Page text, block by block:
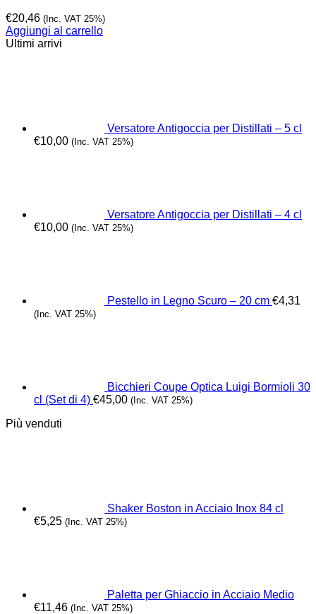
€20,46 (Inc. VAT 25%)
Aggiungi al carrello
Ultimi arrivi
Versatore Antigoccia per Distillati – 5 cl
€10,00 (Inc. VAT 25%)
Versatore Antigoccia per Distillati – 4 cl
€10,00 (Inc. VAT 25%)
Pestello in Legno Scuro – 20 cm €4,31
(Inc. VAT 25%)
Bicchieri Coupe Optica Luigi Bormioli 30
cl (Set di 4) €45,00 (Inc. VAT 25%)
Più venduti
Shaker Boston in Acciaio Inox 84 cl
€5,25 (Inc. VAT 25%)
Paletta per Ghiaccio in Acciaio Medio
€11,46 (Inc. VAT 25%)